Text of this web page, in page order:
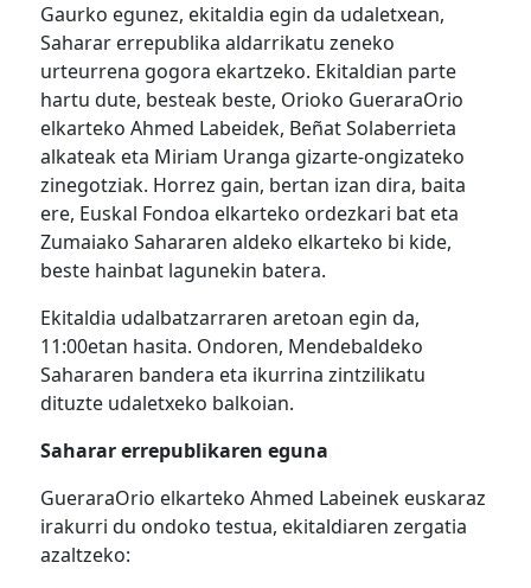
Gaurko egunez, ekitaldia egin da udaletxean,
Saharar errepublika aldarrikatu zeneko
urteurrena gogora ekartzeko. Ekitaldian parte
hartu dute, besteak beste, Orioko GueraraOrio
elkarteko Ahmed Labeidek, Beñat Solaberrieta
alkateak eta Miriam Uranga gizarte-ongizateko
zinegotziak. Horrez gain, bertan izan dira, baita
ere, Euskal Fondoa elkarteko ordezkari bat eta
Zumaiako Sahararen aldeko elkarteko bi kide,
beste hainbat lagunekin batera.
Ekitaldia udalbatzarraren aretoan egin da,
11:00etan hasita. Ondoren, Mendebaldeko
Sahararen bandera eta ikurrina zintzilikatu
dituzte udaletxeko balkoian.
Saharar errepublikaren eguna
GueraraOrio elkarteko Ahmed Labeinek euskaraz
irakurri du ondoko testua, ekitaldiaren zergatia
azaltzeko: